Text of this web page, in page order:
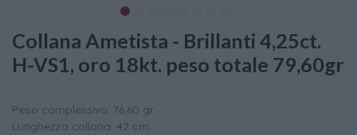
Collana Ametista - Brillanti 4,25ct.
H-VS1, oro 18kt. peso totale 79,60gr
Peso complessivo: 76,60 gr.
Lunghezza collana: 42 cm.